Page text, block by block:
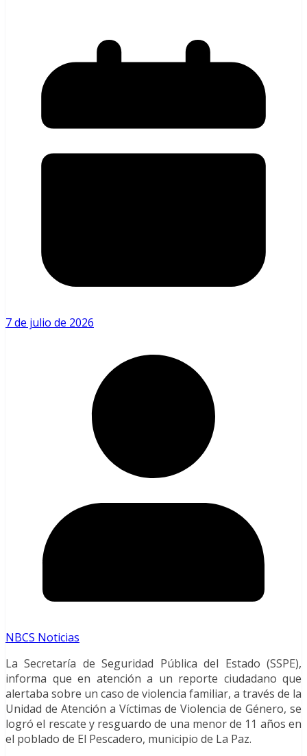
7 de julio de 2026
NBCS Noticias
La Secretaría de Seguridad Pública del Estado (SSPE),
informa que en atención a un reporte ciudadano que
alertaba sobre un caso de violencia familiar, a través de la
Unidad de Atención a Víctimas de Violencia de Género, se
logró el rescate y resguardo de una menor de 11 años en
el poblado de El Pescadero, municipio de La Paz.